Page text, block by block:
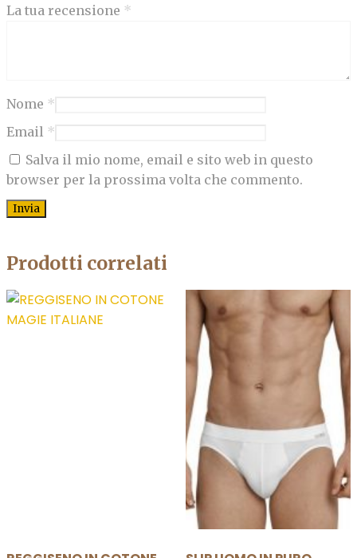
La tua recensione *
Nome *
Email *
Salva il mio nome, email e sito web in questo
browser per la prossima volta che commento.
Prodotti correlati